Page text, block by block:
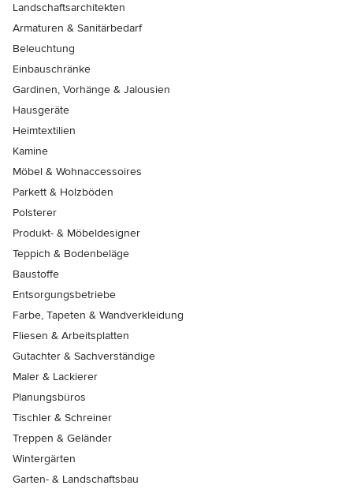
Landschaftsarchitekten
Armaturen & Sanitärbedarf
Beleuchtung
Einbauschränke
Gardinen, Vorhänge & Jalousien
Hausgeräte
Heimtextilien
Kamine
Möbel & Wohnaccessoires
Parkett & Holzböden
Polsterer
Produkt- & Möbeldesigner
Teppich & Bodenbeläge
Baustoffe
Entsorgungsbetriebe
Farbe, Tapeten & Wandverkleidung
Fliesen & Arbeitsplatten
Gutachter & Sachverständige
Maler & Lackierer
Planungsbüros
Tischler & Schreiner
Treppen & Geländer
Wintergärten
Garten- & Landschaftsbau